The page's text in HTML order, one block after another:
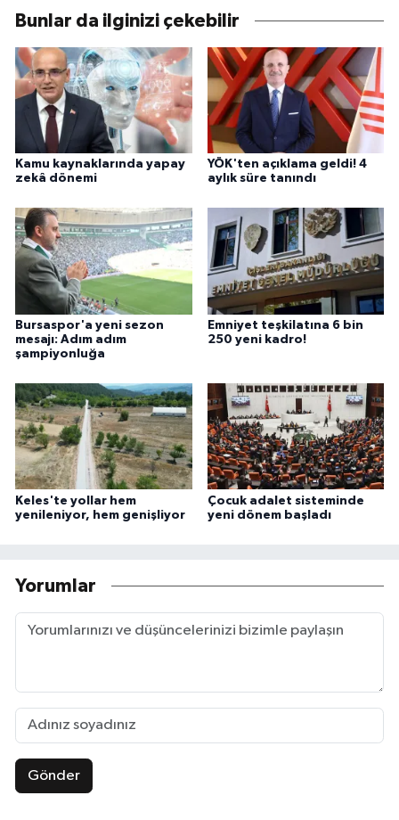
Bunlar da ilginizi çekebilir
Kamu kaynaklarında yapay
zekâ dönemi
YÖK'ten açıklama geldi! 4
aylık süre tanındı
Bursaspor'a yeni sezon
mesajı: Adım adım
şampiyonluğa
Emniyet teşkilatına 6 bin
250 yeni kadro!
Keles'te yollar hem
yenileniyor, hem genişliyor
Çocuk adalet sisteminde
yeni dönem başladı
Yorumlar
Gönder